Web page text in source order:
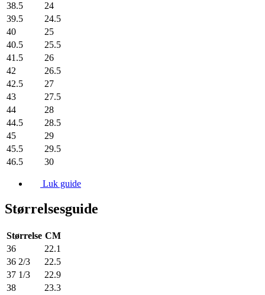
38.5
24
39.5
24.5
40
25
40.5
25.5
41.5
26
42
26.5
42.5
27
43
27.5
44
28
44.5
28.5
45
29
45.5
29.5
46.5
30
Luk guide
Størrelsesguide
Størrelse CM
36
22.1
36 2/3
22.5
37 1/3
22.9
38
23.3